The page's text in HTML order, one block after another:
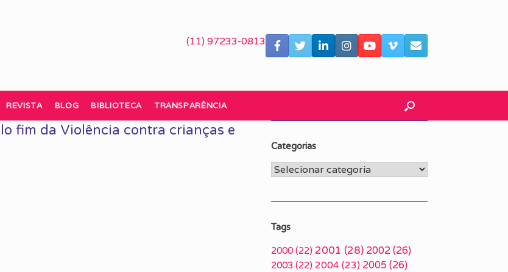
(11) 97233-0813
REVISTA BLOG BIBLIOTECA TRANSPARÊNCIA
fim da Violência contra crianças e
Categorias
Categorias
Tags
2000 (22) 2001 (28) 2002(26)
2003 (22) 2004 (23) 2005 (26)